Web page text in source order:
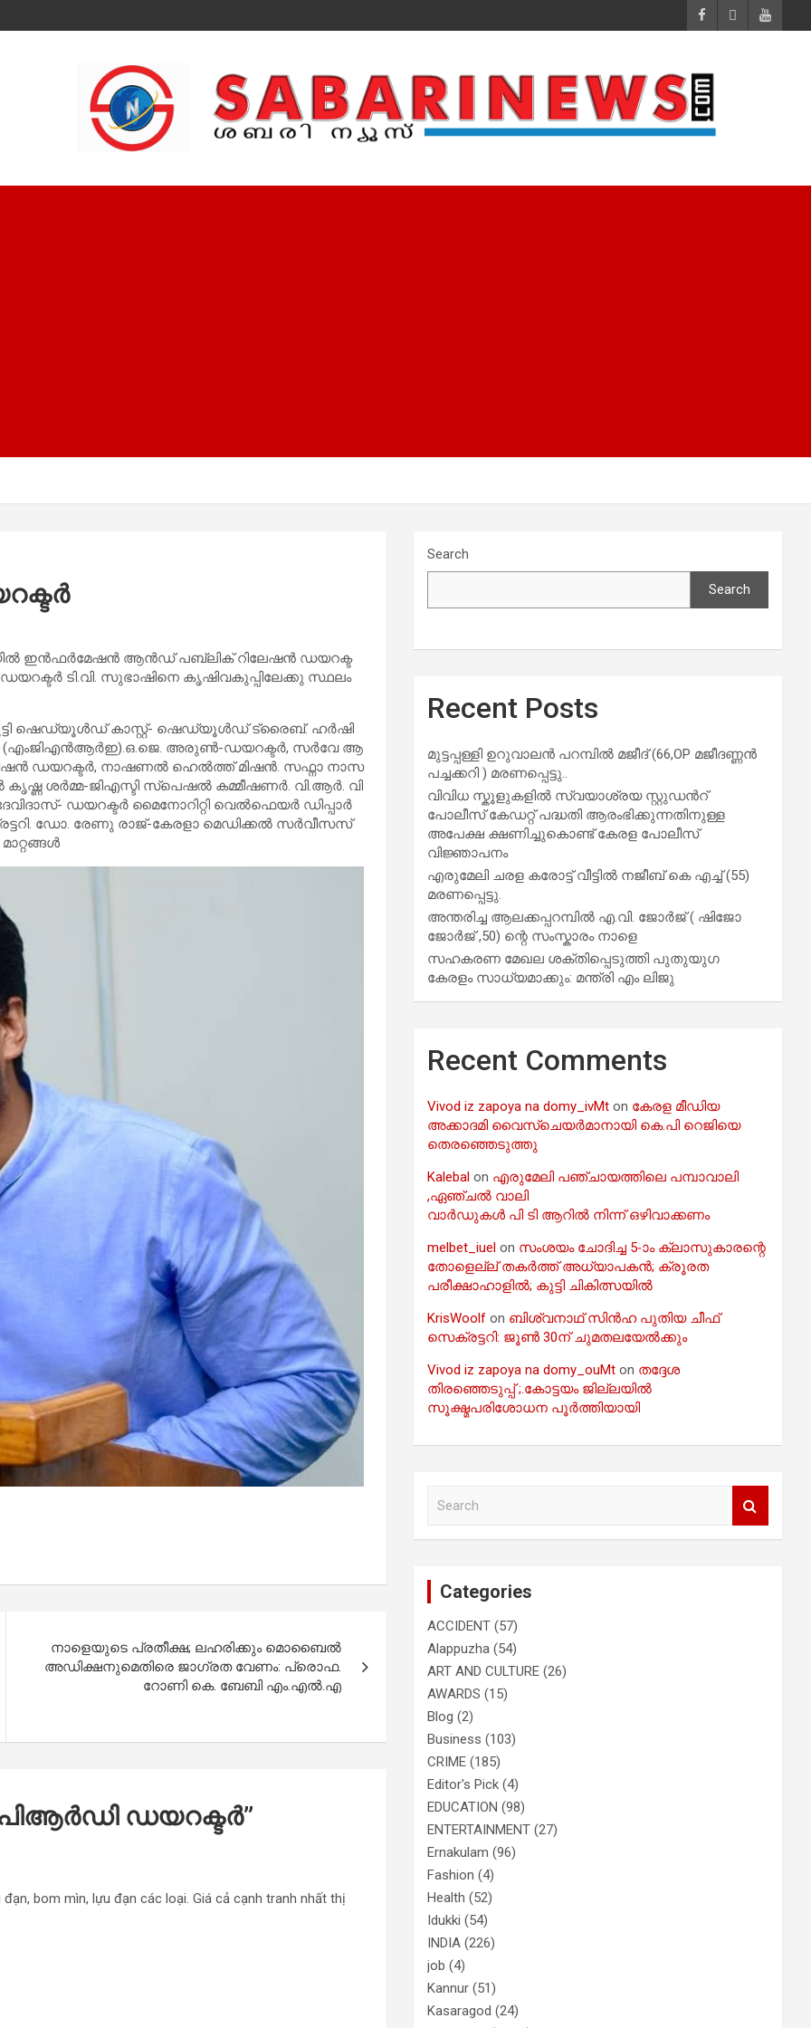
ഇ​​ൻ​​ഫ​​ർ​​മേ​​ഷ​​ൻ ആ​​ൻ​​ഡ് പ​​ബ്ലി​​ക് റി​​ലേ​​ഷ​​ൻ ഡ​​യ​​റ​​ക്ട​​
ഡ​​യ​​റ​​ക്ട​​ർ ടി.​​വി. സു​​ഭാ​​ഷി​​നെ കൃ​​ഷി​​വ​​കു​​പ്പി​​ലേ​​ക്കു സ്ഥ​​ലം​​
ഷെ​​ഡ്യൂ​​ൾ​​ഡ് കാ​​സ്റ്റ്- ഷെ​​ഡ്യൂ​​ൾ​​ഡ് ട്രൈ​​ബ്. ഹ​​ർ​​ഷി​​
(എം​​ജി​​എ​​ൻ​​ആ​​ർ​​ഇ).ഒ.​​ജെ. അ​​രു​​ണ്‍-​​ഡ​​യ​​റ​​ക്ട​​ർ, സ​​ർ​​വേ ആ​​
ഡ​​യ​​റ​​ക്ട​​ർ, നാ​​ഷ​​ണ​​ൽ ഹെ​​ൽ​​ത്ത് മി​​ഷ​​ൻ. സ​​ഫ്നാ നാ​​സ​​
ശ​​ർ​​മ്മ-​​ജി​​എ​​സ്ടി സ്പെ​​ഷ​​ൽ ക​​മ്മീ​​ഷ​​ണ​​ർ. വി.​​ആ​​ർ. വി​​
ഡ​​യ​​റ​​ക്ട​​ർ മൈ​​നോ​​റി​​റ്റി വെ​​ൽ​​ഫെ​​യ​​ർ ഡി​​പ്പാ​​ർ​​
ഡോ. ​​രേ​​ണു രാ​​ജ്-​​കേ​​ര​​ളാ മെ​​ഡി​​ക്ക​​ൽ സ​​ർ​​വീ​​സ​​സ്
നാളെയുടെ പ്രതീക്ഷ; ലഹരിക്കും മൊബൈൽ
അഡിക്ഷനുമെതിരെ ജാഗ്രത വേണം: പ്രൊഫ.
റോണി കെ. ബേബി എം.എൽ.എ
ഡ​യ​റ​ക്ട​ർ”
bom mìn, lựu đạn các loại. Giá cả cạnh tranh nhất thị
Search
Search
Recent Posts
മുട്ടപ്പള്ളി ഉറുവാലൻ പറമ്പിൽ മജീദ് (66,OP മജീദണ്ണൻ
പച്ചക്കറി ) മരണപ്പെട്ടു..
വിവിധ സ്കൂളുകളില്‍ സ്വയാശ്രയ സ്റ്റുഡന്‍റ്
പോലീസ് കേഡറ്റ് പദ്ധതി ആരംഭിക്കുന്നതിനുള്ള
അപേക്ഷ ക്ഷണിച്ചുകൊണ്ട് കേരള പോലീസ്
വിജ്ഞാപനം
എരുമേലി ചരള കരോട്ട് വീട്ടിൽ നജീബ് കെ എച്ച് (55)
മരണപ്പെട്ടു.
അന്തരിച്ച ആ​ല​ക്ക​പ്പ​റമ്പിൽ​ എ.​വി. ജോ​ർ​ജ് ( ഷിജോ
ജോർജ് ,50) ന്റെ സംസ്കാരം നാളെ
സഹകരണ മേഖല ശക്തിപ്പെടുത്തി പുതുയുഗ
കേരളം സാധ്യമാക്കും: മന്ത്രി എം ലിജു
Recent Comments
Vivod iz zapoya na domy_ivMt on കേരള മീഡിയ
അക്കാദമി വൈസ്ചെയർമാനായി കെ.പി റെജിയെ
തെരഞ്ഞെടുത്തു
Kalebal on എരുമേലി പഞ്ചായത്തിലെ പമ്പാവാലി
,ഏഞ്ചൽ വാലി
വാർഡുകൾ പി ടി ആറിൽ നിന്ന് ഒഴിവാക്കണം
melbet_iuel on സംശയം ചോദിച്ച 5-ാം ക്ലാസുകാരന്റെ
തോളെല്ല് തകർത്ത് അധ്യാപകൻ; ക്രൂരത
പരീക്ഷാഹാളിൽ; കുട്ടി ചികിത്സയിൽ
KrisWoolf on ബിശ്വനാഥ് സിൻഹ പുതിയ ചീഫ്
സെക്രട്ടറി: ജൂൺ 30ന് ചുമതലയേൽക്കും
Vivod iz zapoya na domy_ouMt on തദ്ദേശ
തിരഞ്ഞെടുപ്പ് ;.കോട്ടയം ജില്ലയിൽ
സൂക്ഷ്മപരിശോധന പൂർത്തിയായി
Categories
ACCIDENT (57)
Alappuzha (54)
ART AND CULTURE (26)
AWARDS (15)
Blog (2)
Business (103)
CRIME (185)
Editor's Pick (4)
EDUCATION (98)
ENTERTAINMENT (27)
Ernakulam (96)
Fashion (4)
Health (52)
Idukki (54)
INDIA (226)
job (4)
Kannur (51)
Kasaragod (24)